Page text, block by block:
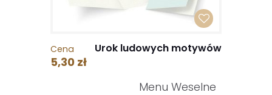
Cena
5,30 zł
Urok ludowych motywów
Menu Weselne